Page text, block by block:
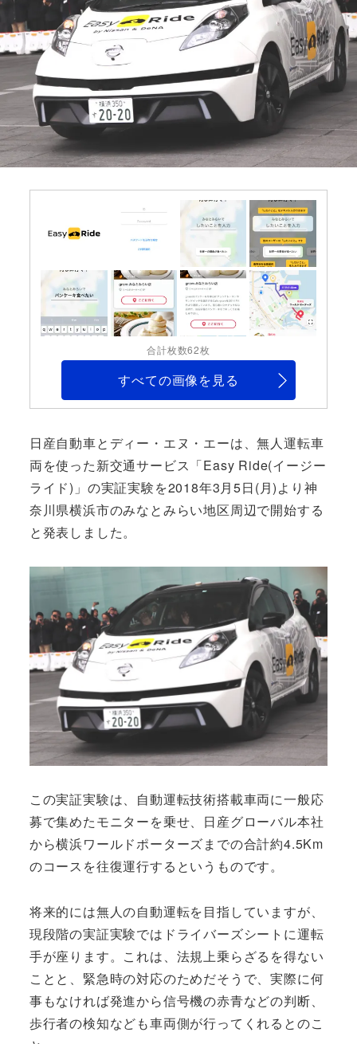
合計枚数62枚
すべての画像を見る
日産自動車とディー・エヌ・エーは、無人運転車
両を使った新交通サービス「Easy Ride(イージー
ライド)」の実証実験を2018年3月5日(月)より神
奈川県横浜市のみなとみらい地区周辺で開始する
と発表しました。
この実証実験は、自動運転技術搭載車両に一般応
募で集めたモニターを乗せ、日産グローバル本社
から横浜ワールドポーターズまでの合計約4.5Km
のコースを往復運行するというものです。
将来的には無人の自動運転を目指していますが、
現段階の実証実験ではドライバーズシートに運転
手が座ります。これは、法規上乗らざるを得ない
ことと、緊急時の対応のためだそうで、実際に何
事もなければ発進から信号機の赤青などの判断、
歩行者の検知なども車両側が行ってくれるとのこ